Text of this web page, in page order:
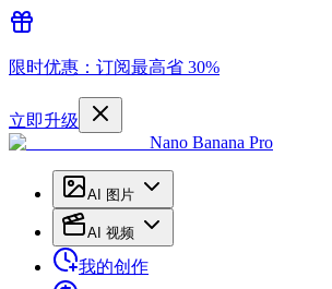
限时优惠：订阅最高省 30%
立即升级
Nano Banana Pro
AI 图片
AI 视频
我的创作